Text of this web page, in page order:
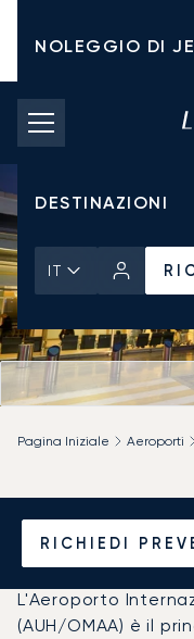
NOLEGGIO DI
TARIFFE DI
JET PRIVATI
DESTINAZIONI
IT
RICHIEDI
Pagina Iniziale Aeroporti
L'Aeroporto
(AUH/OMAA) è il